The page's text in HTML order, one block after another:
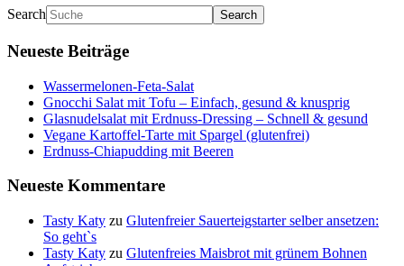
Search
Neueste Beiträge
Wassermelonen-Feta-Salat
Gnocchi Salat mit Tofu – Einfach, gesund & knusprig
Glasnudelsalat mit Erdnuss-Dressing – Schnell & gesund
Vegane Kartoffel-Tarte mit Spargel (glutenfrei)
Erdnuss-Chiapudding mit Beeren
Neueste Kommentare
Tasty Katy zu Glutenfreier Sauerteigstarter selber ansetzen:
So geht`s
Tasty Katy zu Glutenfreies Maisbrot mit grünem Bohnen